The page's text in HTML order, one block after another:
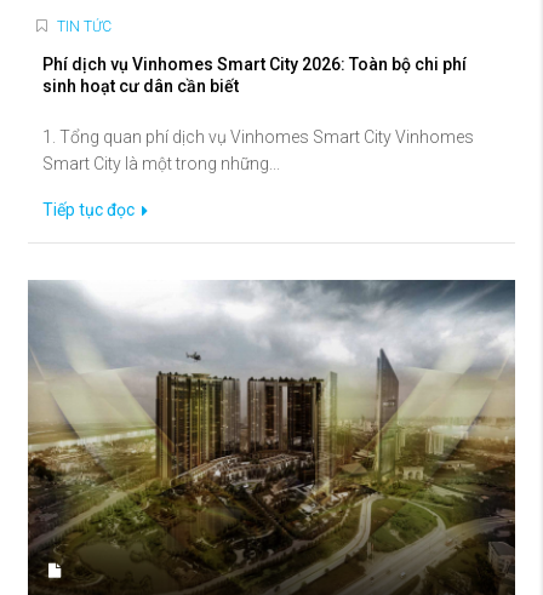
TIN TỨC
Phí dịch vụ Vinhomes Smart City 2026: Toàn bộ chi phí
sinh hoạt cư dân cần biết
1. Tổng quan phí dịch vụ Vinhomes Smart City Vinhomes
Smart City là một trong những...
Tiếp tục đọc